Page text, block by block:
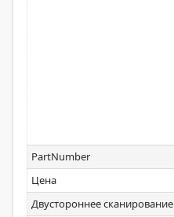
PartNumber
Цена
Двустороннее сканирование